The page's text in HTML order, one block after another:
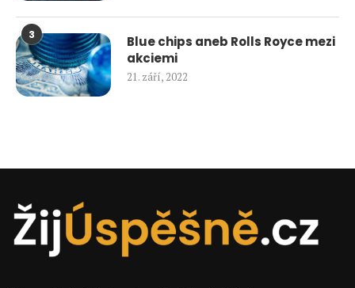
3
Blue chips aneb Rolls Royce mezi
akciemi
21. září, 2022